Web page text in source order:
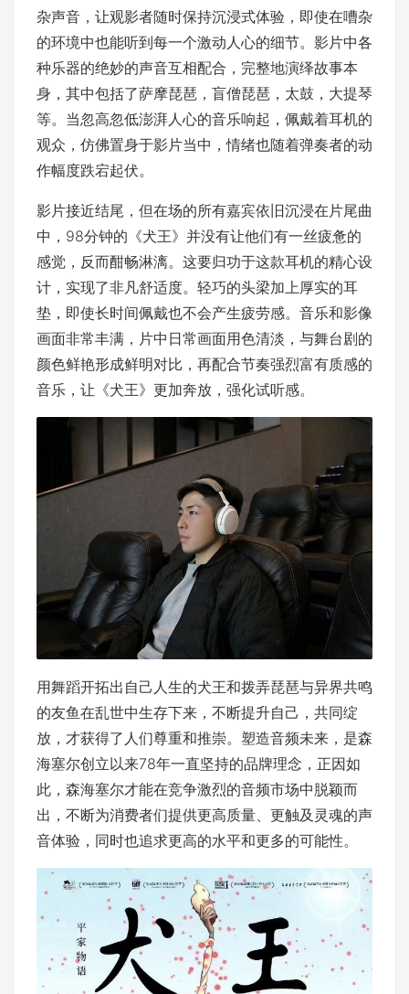
杂声音，让观影者随时保持沉浸式体验，即使在嘈杂
的环境中也能听到每一个激动人心的细节。影片中各
种乐器的绝妙的声音互相配合，完整地演绎故事本
身，其中包括了萨摩琵琶，盲僧琵琶，太鼓，大提琴
等。当忽高忽低澎湃人心的音乐响起，佩戴着耳机的
观众，仿佛置身于影片当中，情绪也随着弹奏者的动
作幅度跌宕起伏。
影片接近结尾，但在场的所有嘉宾依旧沉浸在片尾曲
中，98分钟的《犬王》并没有让他们有一丝疲惫的
感觉，反而酣畅淋漓。这要归功于这款耳机的精心设
计，实现了非凡舒适度。轻巧的头梁加上厚实的耳
垫，即使长时间佩戴也不会产生疲劳感。音乐和影像
画面非常丰满，片中日常画面用色清淡，与舞台剧的
颜色鲜艳形成鲜明对比，再配合节奏强烈富有质感的
音乐，让《犬王》更加奔放，强化试听感。
用舞蹈开拓出自己人生的犬王和拨弄琵琶与异界共鸣
的友鱼在乱世中生存下来，不断提升自己，共同绽
放，才获得了人们尊重和推崇。塑造音频未来，是森
海塞尔创立以来78年一直坚持的品牌理念，正因如
此，森海塞尔才能在竞争激烈的音频市场中脱颖而
出，不断为消费者们提供更高质量、更触及灵魂的声
音体验，同时也追求更高的水平和更多的可能性。